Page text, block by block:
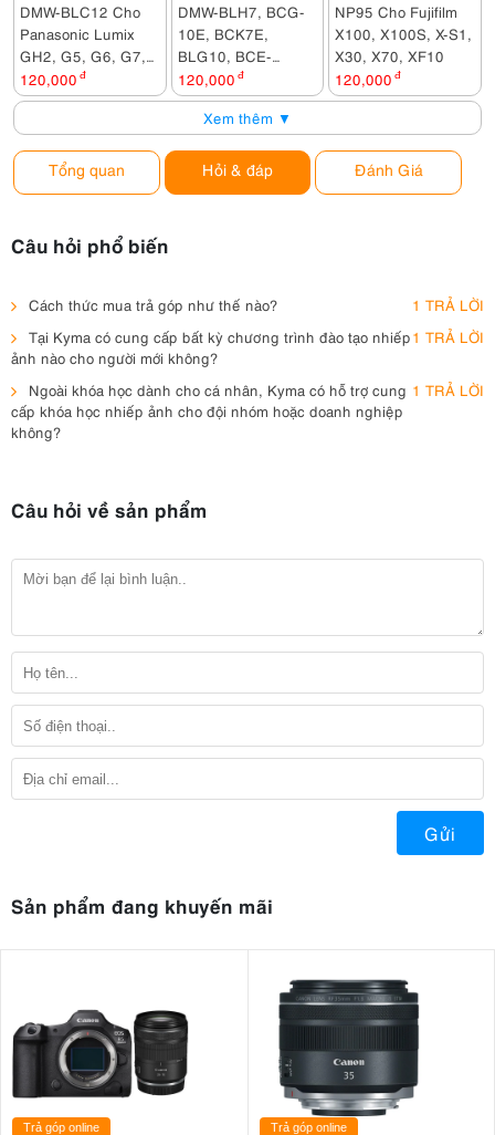
DMW-BLC12 Cho
Panasonic Lumix
GH2, G5, G6, G7,
FZ200, FZ1000,
FZ2000, GX8,
120,000 đ
DMW-BLH7, BCG-
10E, BCK7E,
BLG10, BCE-
10E, BCF10E
120,000 đ
NP95 Cho Fujifilm
X100, X100S, X-S1,
X30, X70, XF10
120,000 đ
Xem thêm ▼
Tổng quan Hỏi & đáp Đánh Giá
Câu hỏi phổ biến
Cách thức mua trả góp như thế nào?
1 TRẢ LỜI
Tại Kyma có cung cấp bất kỳ chương trình đào tạo nhiếp
ảnh nào cho người mới không?
1 TRẢ LỜI
Ngoài khóa học dành cho cá nhân, Kyma có hỗ trợ cung
cấp khóa học nhiếp ảnh cho đội nhóm hoặc doanh nghiệp
không?
1 TRẢ LỜI
Câu hỏi về sản phẩm
Gửi
Sản phẩm đang khuyến mãi
Trả góp online Trả góp online